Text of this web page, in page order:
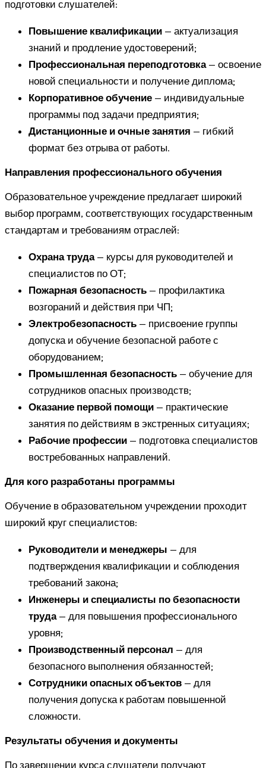
подготовки слушателей:
Повышение квалификации — актуализация
знаний и продление удостоверений;
Профессиональная переподготовка— освоение
новой специальности и получение диплома;
Корпоративное обучение — индивидуальные
программы под задачи предприятия;
Дистанционные и очные занятия — гибкий
формат без отрыва от работы.
Направления профессионального обучения
Образовательное учреждение предлагает широкий
выбор программ, соответствующих государственным
стандартам и требованиям отраслей:
Охрана труда— курсы для руководителей и
специалистов по ОТ;
Пожарная безопасность — профилактика
возгораний и действия при ЧП;
Электробезопасность — присвоение группы
допуска и обучение безопасной работе с
оборудованием;
Промышленная безопасность — обучение для
сотрудников опасных производств;
Оказание первой помощи — практические
занятия по действиям в экстренных ситуациях;
Рабочие профессии — подготовка специалистов
востребованных направлений.
Для кого разработаны программы
Обучение в образовательном учреждении проходит
широкий круг специалистов:
Руководители и менеджеры — для
подтверждения квалификации и соблюдения
требований закона;
Инженеры и специалисты по безопасности
труда— для повышения профессионального
уровня;
Производственный персонал — для
безопасного выполнения обязанностей;
Сотрудники опасных объектов — для
получения допуска к работам повышенной
сложности.
Результаты обучения и документы
По завершении курса слушатели получают